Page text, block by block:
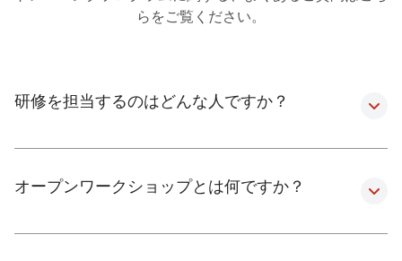
らをご覧ください。
研修を担当するのはどんな人ですか？
オープンワークショップとは何ですか？